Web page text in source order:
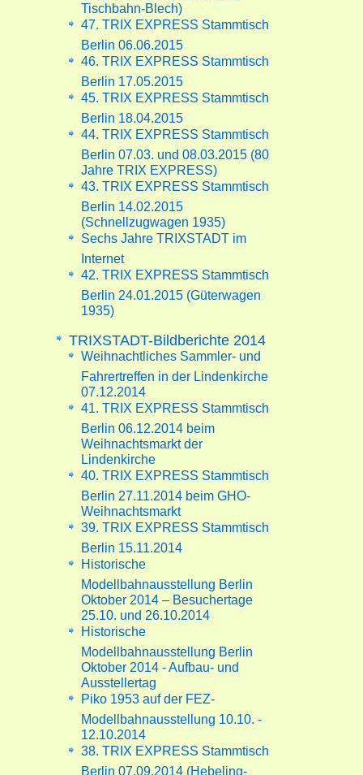
Tischbahn-Blech)
47. TRIX EXPRESS Stammtisch
Berlin 06.06.2015
46. TRIX EXPRESS Stammtisch
Berlin 17.05.2015
45. TRIX EXPRESS Stammtisch
Berlin 18.04.2015
44. TRIX EXPRESS Stammtisch
Berlin 07.03. und 08.03.2015 (80
Jahre TRIX EXPRESS)
43. TRIX EXPRESS Stammtisch
Berlin 14.02.2015
(Schnellzugwagen 1935)
Sechs Jahre TRIXSTADT im
Internet
42. TRIX EXPRESS Stammtisch
Berlin 24.01.2015 (Güterwagen
1935)
TRIXSTADT-Bildberichte 2014
Weihnachtliches Sammler- und
Fahrertreffen in der Lindenkirche
07.12.2014
41. TRIX EXPRESS Stammtisch
Berlin 06.12.2014 beim
Weihnachtsmarkt der
Lindenkirche
40. TRIX EXPRESS Stammtisch
Berlin 27.11.2014 beim GHO-
Weihnachtsmarkt
39. TRIX EXPRESS Stammtisch
Berlin 15.11.2014
Historische
Modellbahnausstellung Berlin
Oktober 2014 – Besuchertage
25.10. und 26.10.2014
Historische
Modellbahnausstellung Berlin
Oktober 2014 - Aufbau- und
Ausstellertag
Piko 1953 auf der FEZ-
Modellbahnausstellung 10.10. -
12.10.2014
38. TRIX EXPRESS Stammtisch
Berlin 07.09.2014 (Hebeling-